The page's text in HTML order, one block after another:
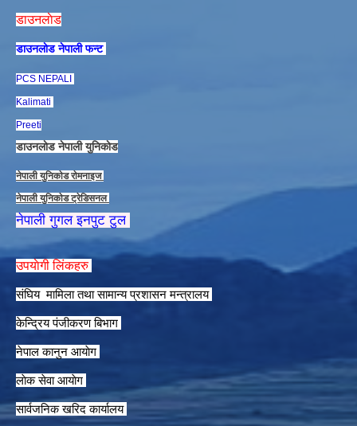
डाउनलाेड
डाउनलाेड नेपाली फन्ट
PCS NEPALI
Kalimati
Preeti
डाउनलाेड नेपाली युनिकाेड
नेपाली युनिकाेड राेमनाइज
नेपाली युनिकाेड ट्रेडिसनल
नेपाली गुगल इनपुट टुल
उपयाेगी लिंकहरु
संघिय मामिला तथा सामान्य प्रशासन मन्त्रालय
केन्द्रिय पंजीकरण बिभाग
नेपाल कानुन आयाेग
लाेक सेवा आयाेग
सार्वजनिक खरिद कार्यालय